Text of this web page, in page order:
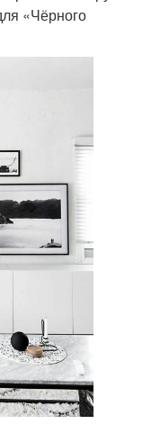
«Чёрного